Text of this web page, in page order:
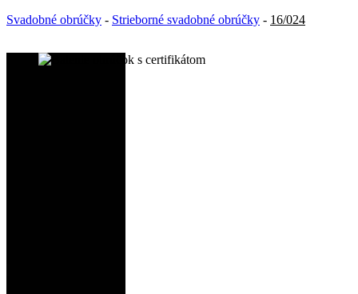
Svadobné obrúčky - Strieborné svadobné obrúčky - 16/024